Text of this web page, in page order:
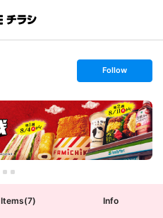
s
t
o
l
l
o
w
Follow
Items(7) Info